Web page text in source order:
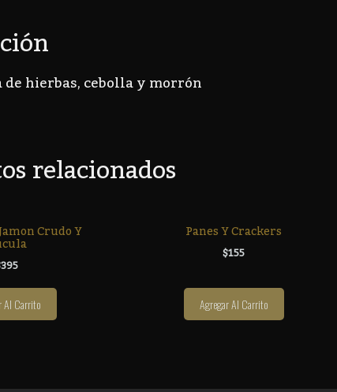
hierbas, cebolla y morrón
relacionados
Crudo Y
395
Al Carrito
Panes Y Crackers
$155
Agregar Al Carrito